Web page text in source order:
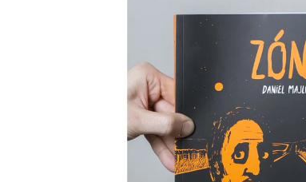
VÝVAR
NEJEN
300 Kč